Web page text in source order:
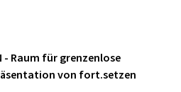
- Raum für grenzenlose
von fort.setzen